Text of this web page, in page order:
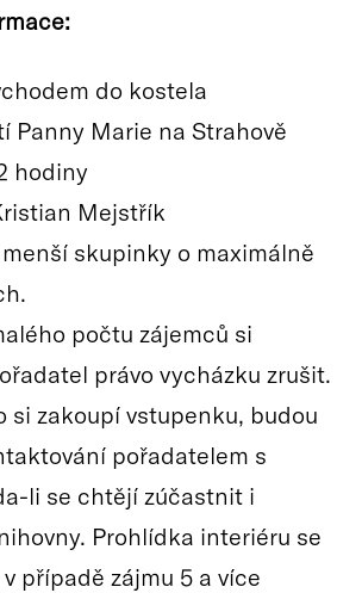
do kostela
Panny Marie na Strahově
hodiny
Mejstřík
skupinky o maximálně
počtu zájemců si
právo vycházku zrušit.
si zakoupí vstupenku, budou
pořadatelem s
li se chtějí zúčastnit i
Prohlídka interiéru se
případě zájmu 5 a více